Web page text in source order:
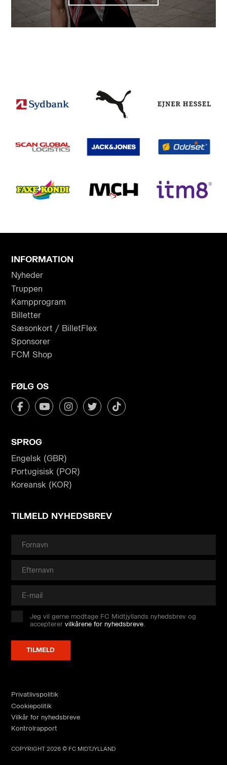
INFORMATION
Nyheder
Truppen
Kampprogram
Billetter
Sæsonkort / BilletFlex
Sponsorer
FCM Shop
FØLG OS
SPROG
Engelsk (GBR)
Portugisisk (POR)
Koreansk (KOR)
TILMELD NYHEDSBREV
Jeg vil gerne modtage FC Midtjyllands nyhedsbrev og
accepterervilkårene for nyhedsbreve.
Privatlivspolitik
Cookiepolitik
Vilkår for nyhedsbreve
Kontrolrapport
COPYRIGHT 2026 © FC MIDTJYLLAND